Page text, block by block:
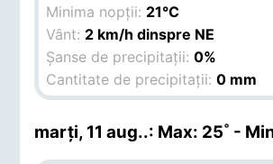
Minima nopții: 21°C
Vânt: 2 km/h dinspre NE
Șanse de precipitații:0%
Cantitate de precipitații:0 mm
marți, 11 aug..: Max: 25˚ -